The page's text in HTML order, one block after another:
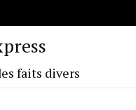
faits divers